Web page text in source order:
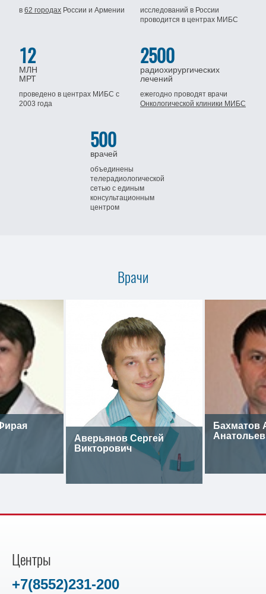
в62 городах Россиии Армении
исследований в России
проводится в центрах МИБС
12
МЛН
МРТ
проведено в центрах МИБСс
2003 года
2500
радиохирургических
лечений
ежегодно проводят врачи
Онкологической клиники МИБС
500
врачей
объединены
телерадиологической
сетью с единым
консультационным
центром
Врачи
Аверьянов Сергей
Викторович
Бахматов
Центры
+7(8552)231-200